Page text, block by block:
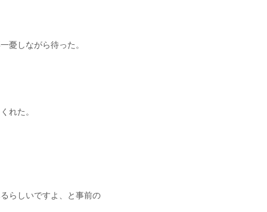
憂しながら待った。
れた。
らしいですよ、と事前の